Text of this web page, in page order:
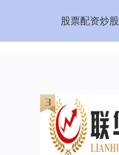
股票配资炒股